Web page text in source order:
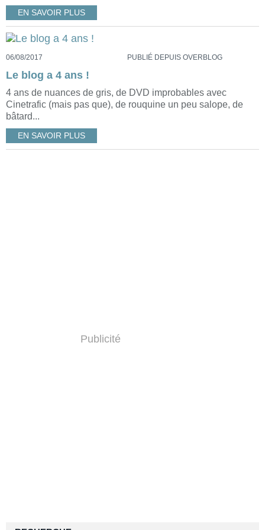
EN SAVOIR PLUS
06/08/2017 PUBLIÉ DEPUIS OVERBLOG
Le blog a 4 ans !
4 ans de nuances de gris, de DVD improbables avec
Cinetrafic (mais pas que), de rouquine un peu salope, de
bâtard...
EN SAVOIR PLUS
Publicité